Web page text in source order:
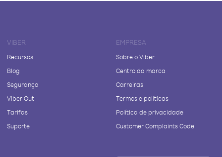
VIBER
Recursos
Blog
Segurança
Viber Out
Tarifas
Suporte
EMPRESA
Sobre o Viber
Centro da marca
Carreiras
Termos e políticas
Política de privacidade
Customer Complaints Code